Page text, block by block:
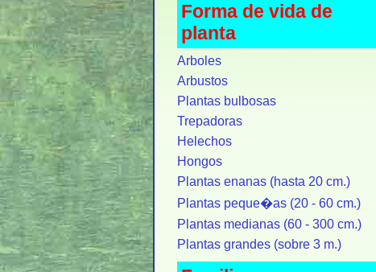
Forma de vida de
planta
Arboles
Arbustos
Plantas bulbosas
Trepadoras
Helechos
Hongos
Plantas enanas (hasta 20 cm.)
Plantas peque�as (20 - 60 cm.)
Plantas medianas (60 - 300 cm.)
Plantas grandes (sobre 3 m.)